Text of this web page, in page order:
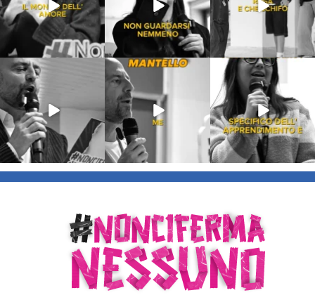
Lug 9
54
Giu 21 Giu 18
871